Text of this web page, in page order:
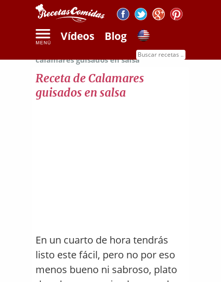
Vídeos Blog
Receta de
calamares guisados en salsa
Receta de Calamares
guisados en salsa
En un cuarto de hora tendrás
listo este fácil, pero no por eso
menos bueno ni sabroso, plato